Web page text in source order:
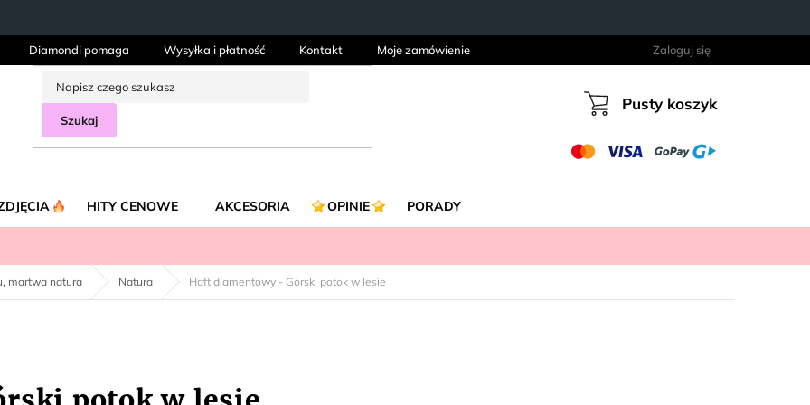
Diamondi pomaga Wysyłka i płatność Kontakt Moje zamówienie Zaloguj się
Szukaj Koszyk
Pusty koszyk
HITY CENOWE AKCESORIA OPINIE PORADY
martwa natura Natura Haft diamentowy - Górski potok w lesie